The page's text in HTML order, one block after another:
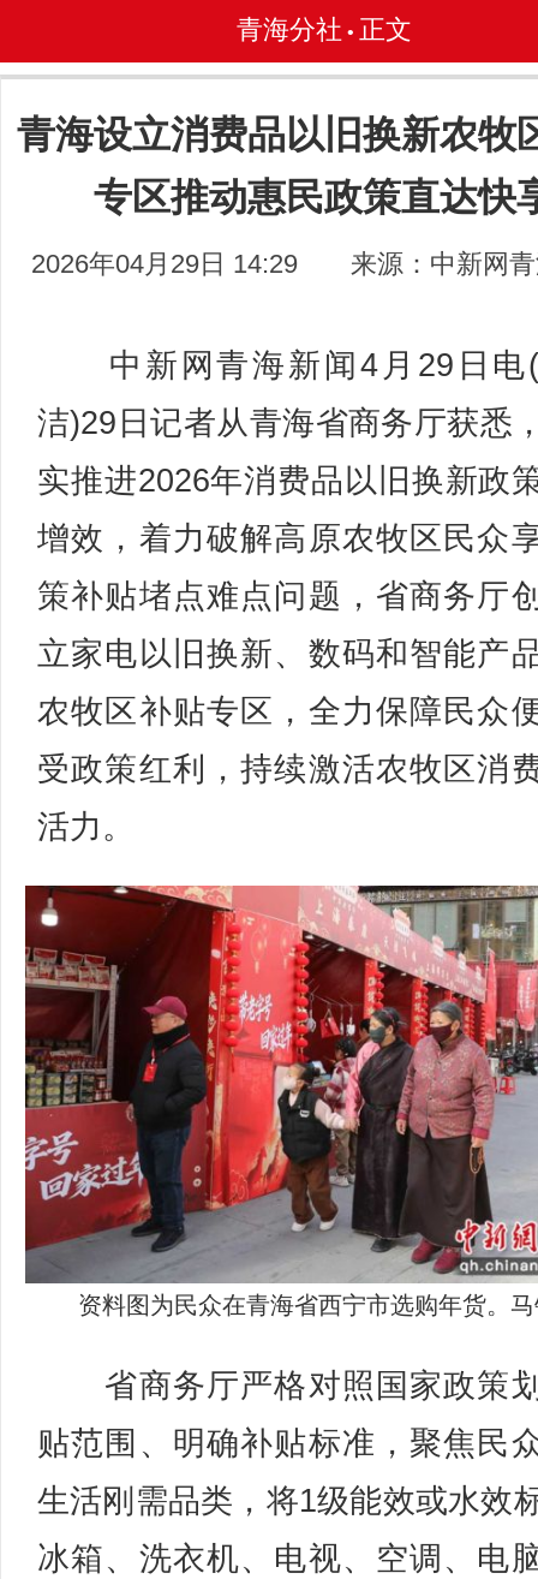
青海分社 • 正文
青海设立消费品以旧换新农牧
专区推动惠民政策直达快
2026年04月29日 14:29 来源：中新网
中新网青海新闻4月29日电
洁)29日记者从青海省商务厅获悉
实推进2026年消费品以旧换新政
增效，着力破解高原农牧区民众
策补贴堵点难点问题，省商务厅
立家电以旧换新、数码和智能产
农牧区补贴专区，全力保障民众
受政策红利，持续激活农牧区消
活力。
资料图为民众在青海省西宁市选购年货。
省商务厅严格对照国家政策
贴范围、明确补贴标准，聚焦民
生活刚需品类，将1级能效或水效
冰箱、洗衣机、电视、空调、电